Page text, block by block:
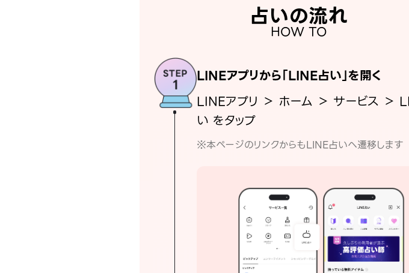
占いの流れ
HOW TO
LINEアプリから「LINE占い」を開く
LINEアプリ ＞ ホーム ＞ サービス ＞
い をタップ
※本ページのリンクからもLINE占いへ遷移します